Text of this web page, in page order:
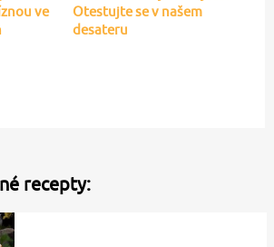
ve
Otestujte se v našem
desateru
recepty: